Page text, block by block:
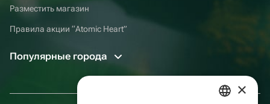
Разместить магазин
Правила акции “Atomic Heart”
Популярные города
×